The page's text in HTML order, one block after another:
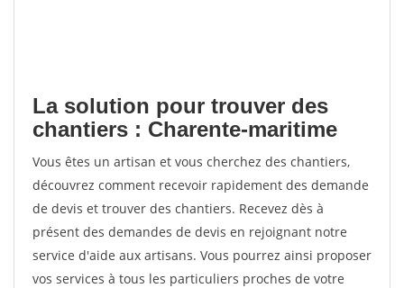
La solution pour trouver des
chantiers : Charente-maritime
Vous êtes un artisan et vous cherchez des chantiers,
découvrez comment recevoir rapidement des demande
de devis et trouver des chantiers. Recevez dès à
présent des demandes de devis en rejoignant notre
service d'aide aux artisans. Vous pourrez ainsi proposer
vos services à tous les particuliers proches de votre